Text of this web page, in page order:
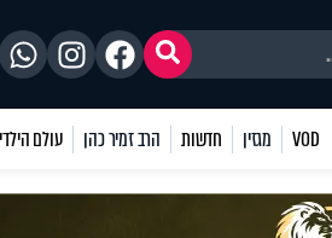
VOD מגזין חדשות הרב זמיר כהן עולם